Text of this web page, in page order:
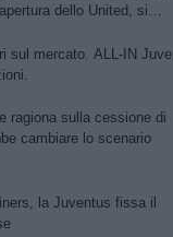
dello United, si
sul mercato. ALL-IN Juve,
ragiona sulla cessione di
cambiare lo scenario
la Juventus fissa il